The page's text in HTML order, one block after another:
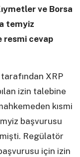
ve Borsa
temyiz
resmi cevap
XRP
izin talebine
kısmi
başvurusu
Regülatör
için izin